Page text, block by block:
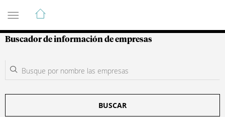
Guía de Empresas Colombianas
Buscador de información de empresas
BUSCAR